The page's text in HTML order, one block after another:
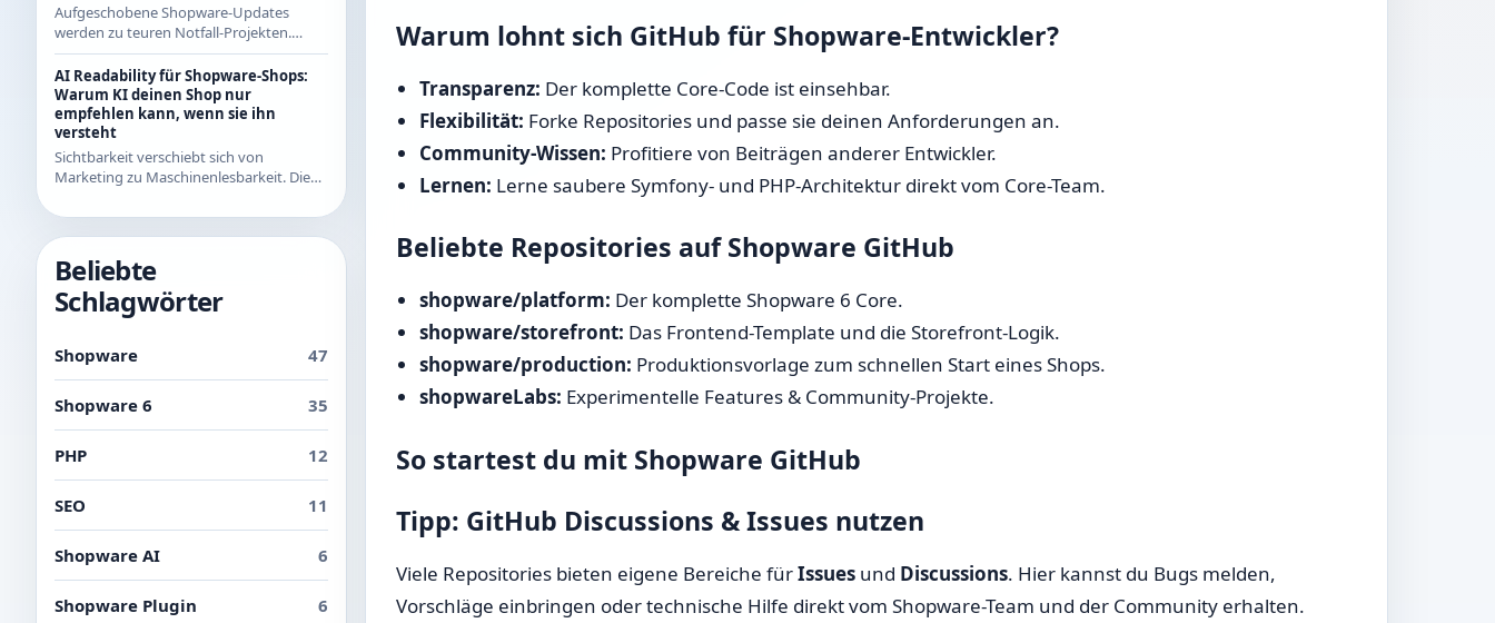
Aufgeschobene Shopware-Updates
werden zu teuren Notfall-Projekten.
Warum regelmäßige kleine Updates 2026
die wirtschaftlichere Strategie sind - mit
Beispielen aus den letzten Releases.
AI Readability für Shopware-Shops:
Warum KI deinen Shop nur
empfehlen kann, wenn sie ihn
versteht
Sichtbarkeit verschiebt sich von
Marketing zu Maschinenlesbarkeit. Die
du in Shopware konkret dafür tun
kannst.
Beliebte
Schlagwörter
Shopware 47
Shopware 6 35
PHP 12
SEO 11
Shopware AI 6
Shopware Plugin 6
Warum lohnt sich GitHub für Shopware-Entwickler?
Transparenz: Der komplette Core-Code ist einsehbar.
Flexibilität: Forke Repositories und passe sie deinen Anforderungen an.
Community-Wissen: Profitiere von Beiträgen anderer Entwickler.
Lernen: Lerne saubere Symfony- und PHP-Architektur direkt vom Core-Team.
Beliebte Repositories auf Shopware GitHub
shopware/platform: Der komplette Shopware 6 Core.
shopware/storefront: Das Frontend-Template und die Storefront-Logik.
shopware/production: Produktionsvorlage zum schnellen Start eines Shops.
shopwareLabs: Experimentelle Features & Community-Projekte.
So startest du mit Shopware GitHub
Tipp: GitHub Discussions & Issues nutzen
Viele Repositories bieten eigene Bereiche fürIssuesund Discussions. Hier kannst du Bugs melden,
Vorschläge einbringen oder technische Hilfe direkt vom Shopware-Team und der Community erhalten.